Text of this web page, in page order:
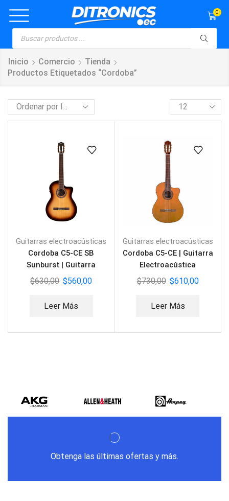
0
Inicio Comercio
Tienda
Productos Etiquetados “cordoba”
Guitarras electroacústicas
Cordoba C5-CE SB
Sunburst | Guitarra
Electroacústica
$630,00 $560,00
Leer Más
Guitarras electroacústicas
Cordoba C5-CE | Guitarra
Electroacústica
$730,00 $610,00
Leer Más
Obtenga las últimas ofertas y más.